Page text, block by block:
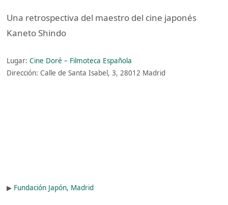
Una retrospectiva del maestro del cine japonés
Kaneto Shindo
Lugar:Cine Doré – Filmoteca Española
Dirección: Calle de Santa Isabel, 3, 28012 Madrid
▶︎ Fundación Japón, Madrid